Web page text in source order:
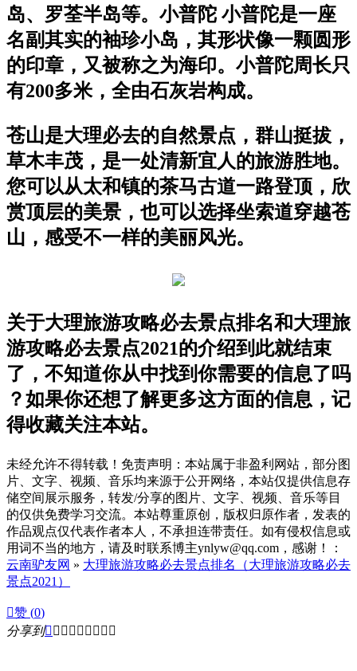
岛、罗荃半岛等。小普陀 小普陀是一座
名副其实的袖珍小岛，其形状像一颗圆形
的印章，又被称之为海印。小普陀周长只
有200多米，全由石灰岩构成。
苍山是大理必去的自然景点，群山挺拔，
草木丰茂，是一处清新宜人的旅游胜地。
您可以从太和镇的茶马古道一路登顶，欣
赏顶层的美景，也可以选择坐索道穿越苍
山，感受不一样的美丽风光。
关于大理旅游攻略必去景点排名和大理旅
游攻略必去景点2021的介绍到此就结束
了，不知道你从中找到你需要的信息了吗
？如果你还想了解更多这方面的信息，记
得收藏关注本站。
未经允许不得转载！免责声明：本站属于非盈利网站，部分图
片、文字、视频、音乐均来源于公开网络，本站仅提供信息存
储空间展示服务，转发/分享的图片、文字、视频、音乐等目
的仅供免费学习交流。本站尊重原创，版权归原作者，发表的
作品观点仅代表作者本人，不承担连带责任。如有侵权信息或
用词不当的地方，请及时联系博主ynlyw@qq.com，感谢！：
云南驴友网 » 大理旅游攻略必去景点排名（大理旅游攻略必去
景点2021）
赞 (0)
分享到        